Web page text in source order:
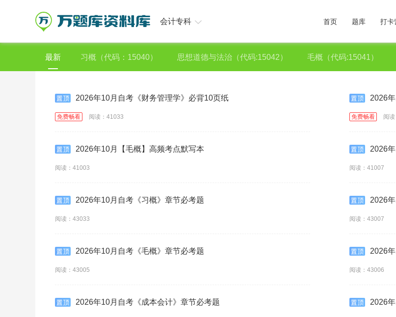
首页 题库 打卡
会计专科
最新 习概（代码：15040） 思想道德与法治（代码:15042） 毛概（代码:15041）
2026年10月自考《财务管理学》必背10页纸
免费畅看 阅读：41033
2026
免费畅看 阅
2026年10月【毛概】高频考点默写本
阅读：41003
2026
阅读：41007
2026年10月自考《习概》章节必考题
阅读：43033
2026
阅读：43007
2026年10月自考《毛概》章节必考题
阅读：43005
2026
阅读：43006
2026年10月自考《成本会计》章节必考题 2026